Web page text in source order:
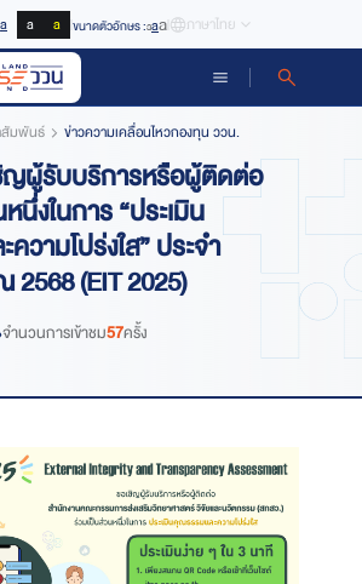
a a a ขนาดตัวอักษร :aaa ภาษาไทย
ญผู้รับบริการหรือผู้ติดต่อ
นึ่งในการ “ประเมิน
วามโปร่งใส” ประจำ
2568 (EIT 2025)
จำนวนการเข้าชม57ครั้ง
สัมพันธ์ ข่าวความเคลื่อนไหวกองทุน ววน.